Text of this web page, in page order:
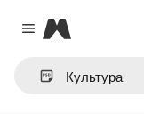
Close menu
Magnific